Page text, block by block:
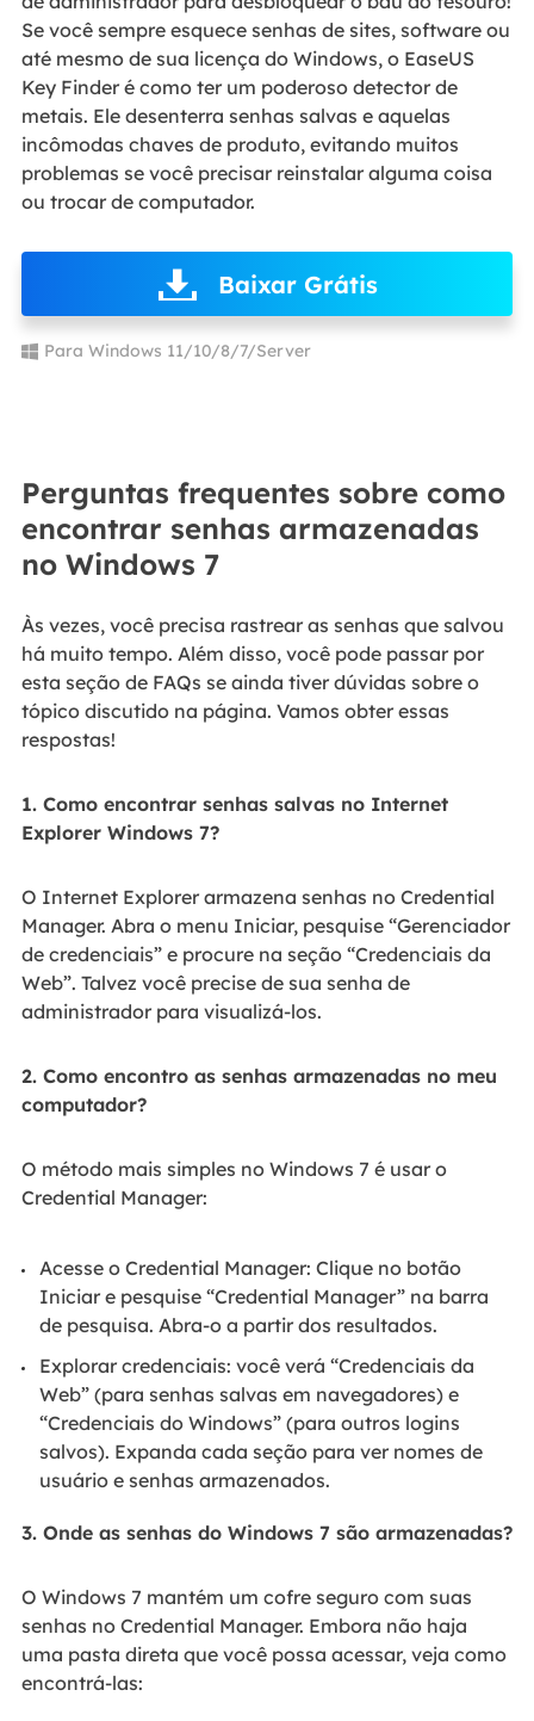
Se você sempre esquece senhas de sites, software ou
até mesmo de sua licença do Windows, o EaseUS
Key Finder é como ter um poderoso detector de
metais. Ele desenterra senhas salvas e aquelas
incômodas chaves de produto, evitando muitos
problemas se você precisar reinstalar alguma coisa
ou trocar de computador.
Baixar Grátis
Para Windows 11/10/8/7/Server
Perguntas frequentes sobre como
encontrar senhas armazenadas
no Windows 7
Às vezes, você precisa rastrear as senhas que salvou
há muito tempo. Além disso, você pode passar por
esta seção de FAQs se ainda tiver dúvidas sobre o
tópico discutido na página. Vamos obter essas
respostas!
1. Como encontrar senhas salvas no Internet
Explorer Windows 7?
O Internet Explorer armazena senhas no Credential
Manager. Abra o menu Iniciar, pesquise “Gerenciador
de credenciais” e procure na seção “Credenciais da
Web”. Talvez você precise de sua senha de
administrador para visualizá-los.
2. Como encontro as senhas armazenadas no meu
computador?
O método mais simples no Windows 7 é usar o
Credential Manager:
Acesse o Credential Manager: Clique no botão
Iniciar e pesquise “Credential Manager” na barra
de pesquisa. Abra-o a partir dos resultados.
Explorar credenciais: você verá “Credenciais da
Web” (para senhas salvas em navegadores) e
“Credenciais do Windows” (para outros logins
salvos). Expanda cada seção para ver nomes de
usuário e senhas armazenados.
3. Onde as senhas do Windows 7 são armazenadas?
O Windows 7 mantém um cofre seguro com suas
senhas no Credential Manager. Embora não haja
uma pasta direta que você possa acessar, veja como
encontrá-las: